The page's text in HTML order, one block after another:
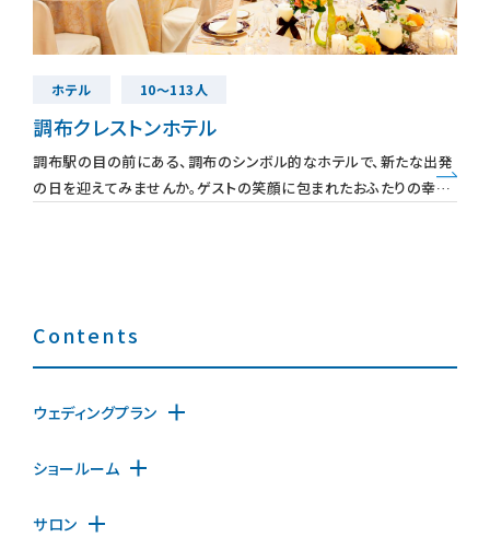
無料相談お申込み
資料請求
LINEで無料相談予約
ホテル 10～113人
調布クレストンホテル
調布駅の目の前にある、調布のシンボル的なホテルで、新たな出発
の日を迎えてみませんか。ゲストの笑顔に包まれたおふたりの幸せ
Contents
ウェディングプラン
ショールーム
サロン